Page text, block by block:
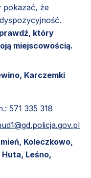
pokazać, że
który
miejscowością.
Karczemki
571 335 318
Koleczkowo,
Leśno,